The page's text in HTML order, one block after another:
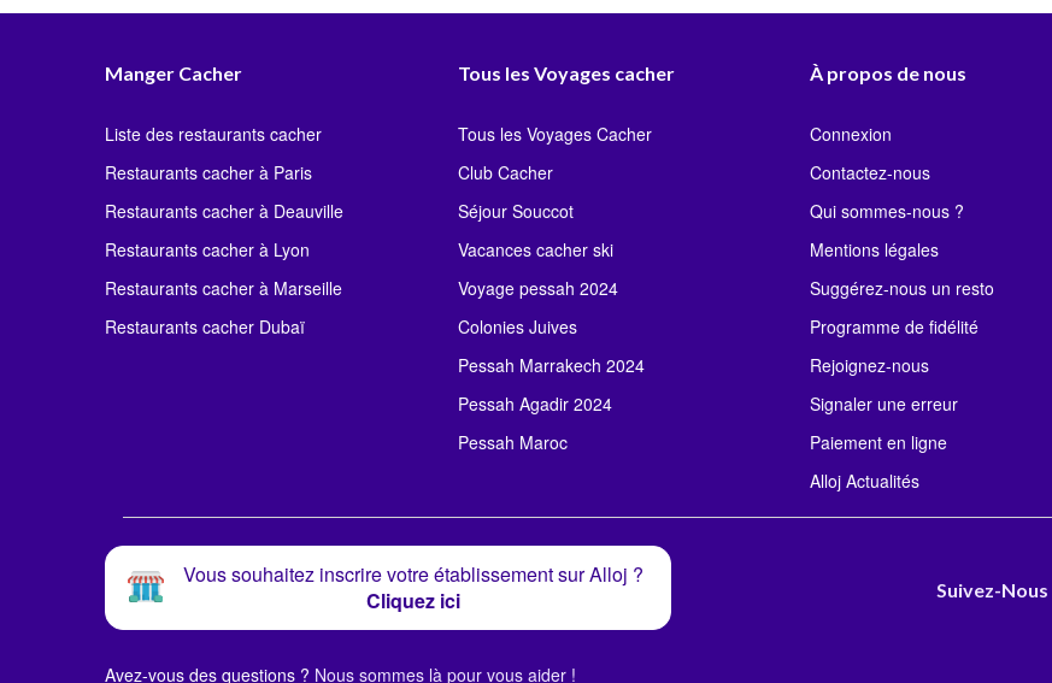
Manger Cacher
Liste des restaurants cacher
Restaurants cacher à Paris
Restaurants cacher à Deauville
Restaurants cacher à Lyon
Restaurants cacher à Marseille
Restaurants cacher Dubaï
Tous les Voyages cacher
Tous les Voyages Cacher
Club Cacher
Séjour Souccot
Vacances cacher ski
Voyage pessah 2024
Colonies Juives
Pessah Marrakech 2024
Pessah Agadir 2024
Pessah Maroc
À propos de nous
Connexion
Contactez-nous
Qui sommes-nous ?
Mentions légales
Suggérez-nous un resto
Programme de fidélité
Rejoignez-nous
Signaler une erreur
Paiement en ligne
Alloj Actualités
Vous souhaitez inscrire votre établissement sur Alloj ?
Cliquez ici
Suivez-Nous
Avez-vous des questions ? Nous sommes là pour vous aider !